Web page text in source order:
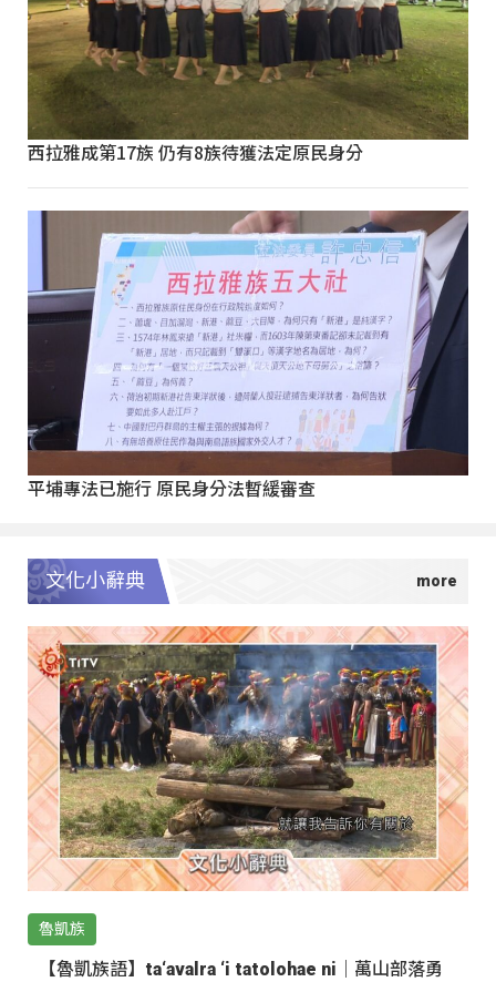
西拉雅成第17族 仍有8族待獲法定原民身分
平埔專法已施行 原民身分法暫緩審查
文化小辭典
魯凱族
【魯凱族語】ta‘avalra ‘i tatolohae ni｜萬山部落勇